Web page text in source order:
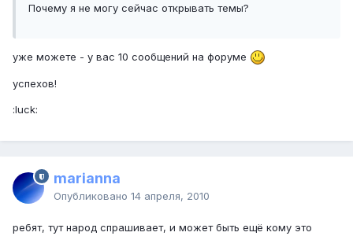
Почему я не могу сейчас открывать темы?
уже можете - у вас 10 сообщений на форуме
успехов!
:luck:
marianna
Опубликовано 14 апреля, 2010
ребят, тут народ спрашивает, и может быть ещё кому это